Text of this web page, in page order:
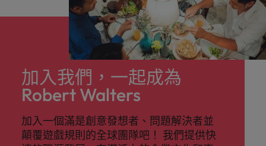
加入我們，一起成為
Robert Walters
加入一個滿是創意發想者、問題解決者並
顛覆遊戲規則的全球團隊吧！ 我們提供快